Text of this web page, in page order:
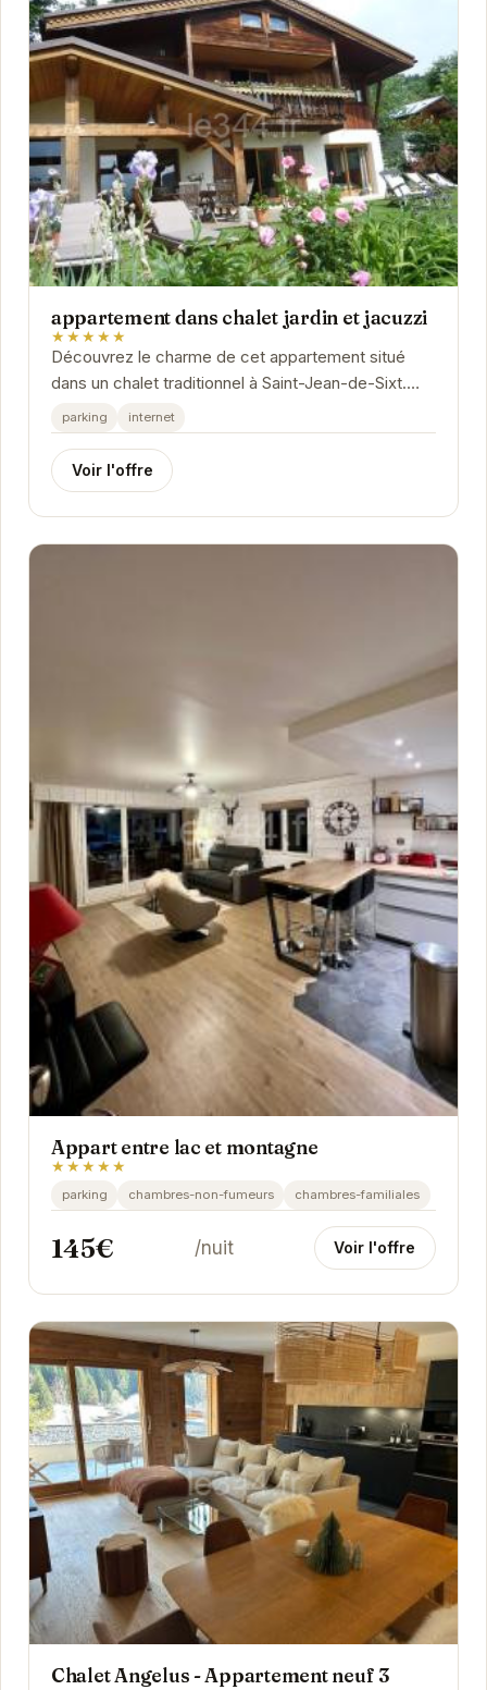
appartement dans chalet jardin et jacuzzi
★★★★★
Découvrez le charme de cet appartement situé
dans un chalet traditionnel à Saint-Jean-de-Sixt.
Avec son jardin privé et son jacuzzi, vous pourrez...
parking internet
Voir l'offre
Appart entre lac et montagne
★★★★★
parking chambres-non-fumeurs chambres-familiales
145€ /nuit Voir l'offre
Chalet Angelus - Appartement neuf 3